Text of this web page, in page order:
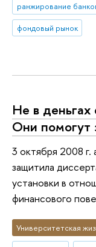
ранжирование
фондовый рынок
Не в деньгах
Они помогут
3 октября 2008 г.
защитила
установки в
финансового
Университетская